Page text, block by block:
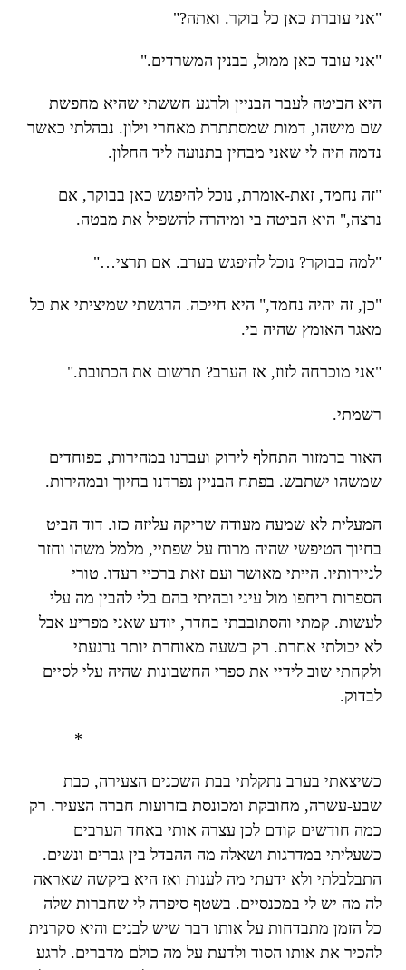
"אני עוברת כאן כל בוקר. ואתה?"
"אני עובד כאן ממול, בבנין המשרדים."
היא הביטה לעבר הבניין ולרגע חששתי שהיא מחפשת
שם מישהו, דמות שמסתתרת מאחרי וילון. נבהלתי כאשר
נדמה היה לי שאני מבחין בתנועה ליד החלון.
"זה נחמד, זאת-אומרת, נוכל להיפגש כאן בבוקר, אם
נרצה," היא הביטה בי ומיהרה להשפיל את מבטה.
"למה בבוקר? נוכל להיפגש בערב. אם תרצי…"
"כן, זה יהיה נחמד," היא חייכה. הרגשתי שמיציתי את כל
מאגר האומץ שהיה בי.
"אני מוכרחה לזוז, אז הערב? תרשום את הכתובת."
רשמתי.
האור ברמזור התחלף לירוק ועברנו במהירות, כפוחדים
שמשהו ישתבש. בפתח הבניין נפרדנו בחיוך ובמהירות.
המעלית לא שמעה מעודה שריקה עליזה כזו. דוד הביט
בחיוך הטיפשי שהיה מרוח על שפתיי, מלמל משהו וחזר
לניירותיו. הייתי מאושר ועם זאת ברכיי רעדו. טורי
הספרות ריחפו מול עיני ובהיתי בהם בלי להבין מה עלי
לעשות. קמתי והסתובבתי בחדר, יודע שאני מפריע אבל
לא יכולתי אחרת. רק בשעה מאוחרת יותר נרגעתי
ולקחתי שוב לידיי את ספרי החשבונות שהיה עלי לסיים
לבדוק.
*
כשיצאתי בערב נתקלתי בבת השכנים הצעירה, כבת
שבע-עשרה, מחובקת ומכונסת בזרועות חברה הצעיר. רק
כמה חודשים קודם לכן עצרה אותי באחד הערבים
כשעליתי במדרגות ושאלה מה ההבדל בין גברים ונשים.
התבלבלתי ולא ידעתי מה לענות ואז היא ביקשה שאראה
לה מה יש לי במכנסיים. בשטף סיפרה לי שחברות שלה
כל הזמן מתבדחות על אותו דבר שיש לבנים והיא סקרנית
להכיר את אותו הסוד ולדעת על מה כולם מדברים. לרגע